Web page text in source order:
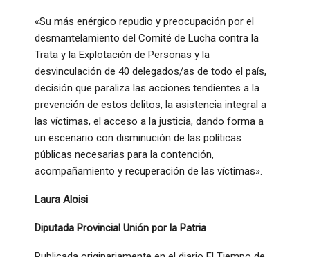
«Su más enérgico repudio y preocupación por el
desmantelamiento del Comité de Lucha contra la
Trata y la Explotación de Personas y la
desvinculación de 40 delegados/as de todo el país,
decisión que paraliza las acciones tendientes a la
prevención de estos delitos, la asistencia integral a
las víctimas, el acceso a la justicia, dando forma a
un escenario con disminución de las políticas
públicas necesarias para la contención,
acompañamiento y recuperación de las víctimas».
Laura Aloisi
Diputada Provincial Unión por la Patria